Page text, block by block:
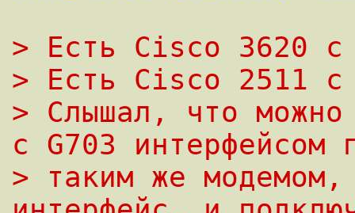
> Есть Cisco 3620 с
> Есть Cisco 2511
> Слышал, что можно
с G703 интерфейсом
> таким же